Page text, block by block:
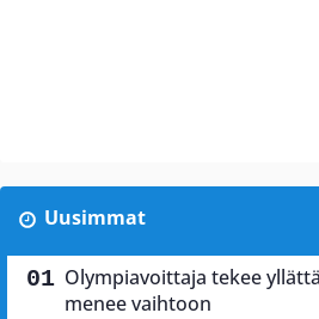
Uusimmat
Olympiavoittaja tekee
menee vaihtoon